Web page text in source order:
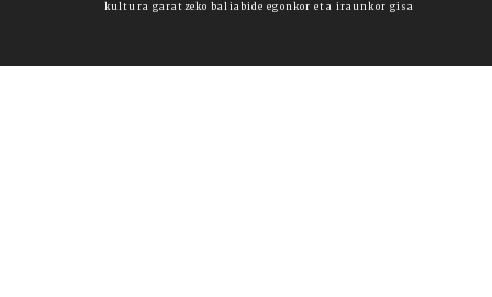
kultura garatzeko baliabide egonkor eta iraunkor gisa